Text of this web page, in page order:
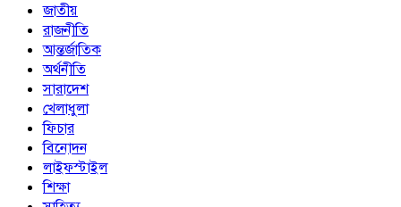
জাতীয়
রাজনীতি
আন্তর্জাতিক
অর্থনীতি
সারাদেশ
খেলাধুলা
ফিচার
বিনোদন
লাইফস্টাইল
শিক্ষা